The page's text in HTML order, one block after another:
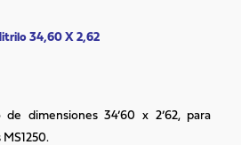
34,60 X 2,62
dimensiones 34’60 x 2’62, para